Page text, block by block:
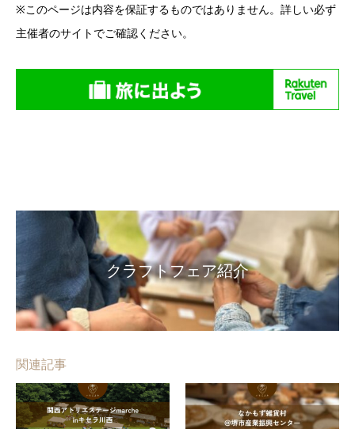
※このページは内容を保証するものではありません。詳しい必ず
主催者のサイトでご確認ください。
クラフトフェア紹介
関連記事